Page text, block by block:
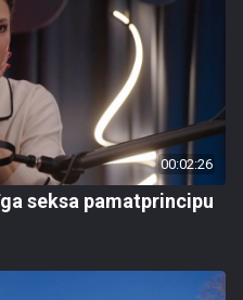
00:02:26
seksa pamatprincipu